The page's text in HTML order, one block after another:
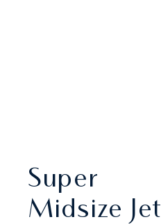
Super
Midsize Jet